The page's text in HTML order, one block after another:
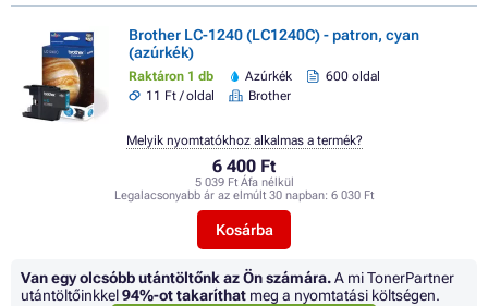
Brother LC-1240 (LC1240C) - patron, cyan
(azúrkék)
Raktáron 1 db Azúrkék
600 oldal
11 Ft / oldal
Brother
6 400 Ft
5 039 Ft Áfa nélkül
Legalacsonyabb ár az elmúlt 30 napban: 6 030 Ft
Kosárba
Melyik nyomtatókhoz alkalmas a termék?
Van egy olcsóbb utántöltőnk az Ön számára.A mi TonerPartner
utántöltőinkkel94%-ot takaríthat meg a nyomtatási költségen.